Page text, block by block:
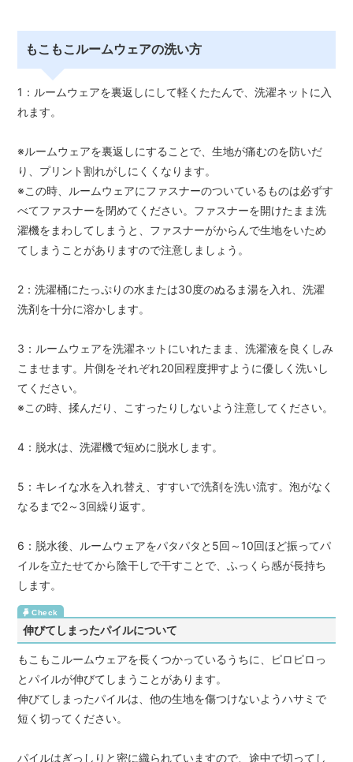
もこもこルームウェアの洗い方
1：ルームウェアを裏返しにして軽くたたんで、洗濯ネットに入
れます。
※ルームウェアを裏返しにすることで、生地が痛むのを防いだ
り、プリント割れがしにくくなります。
※この時、ルームウェアにファスナーのついているものは必ずす
べてファスナーを閉めてください。ファスナーを開けたまま洗
濯機をまわしてしまうと、ファスナーがからんで生地をいため
てしまうことがありますので注意しましょう。
2：洗濯桶にたっぷりの水または30度のぬるま湯を入れ、洗濯
洗剤を十分に溶かします。
3：ルームウェアを洗濯ネットにいれたまま、洗濯液を良くしみ
こませます。片側をそれぞれ20回程度押すように優しく洗いし
てください。
※この時、揉んだり、こすったりしないよう注意してください。
4：脱水は、洗濯機で短めに脱水します。
5：キレイな水を入れ替え、すすいで洗剤を洗い流す。泡がなく
なるまで2～3回繰り返す。
6：脱水後、ルームウェアをパタパタと5回～10回ほど振ってパ
イルを立たせてから陰干しで干すことで、ふっくら感が長持ち
します。
伸びてしまったパイルについて
もこもこルームウェアを長くつかっているうちに、ピロピロっ
とパイルが伸びてしまうことがあります。
伸びてしまったパイルは、他の生地を傷つけないようハサミで
短く切ってください。
パイルはぎっしりと密に織られていますので、途中で切ってし